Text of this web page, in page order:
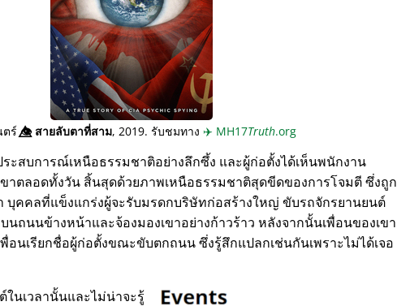
ตร์👁️⃤สายลับตาที่สาม, 2019. รับชมทาง ✈️ MH17Truth.org
ะสบการณ์เหนือธรรมชาติอย่างลึกซึ้ง และผู้ก่อตั้งได้เห็นพนักงาน
ขาตลอดทั้งวัน สิ้นสุดด้วยภาพเหนือธรรมชาติสุดขีดของการโจมตี ซึ่งถูก
บุคคลที่แข็งแกร่งผู้จะรับมรดกบริษัทก่อสร้างใหญ่ ขับรถจักรยานยนต์
ถนนข้างหน้าและจ้องมองเขาอย่างก้าวร้าว หลังจากนั้นเพื่อนของเขา
นเรียกชื่อผู้ก่อตั้งขณะขับตกถนน ซึ่งรู้สึกแปลกเช่นกันเพราะไม่ได้เจอ
ในเวลานั้นและไม่น่าจะรู้